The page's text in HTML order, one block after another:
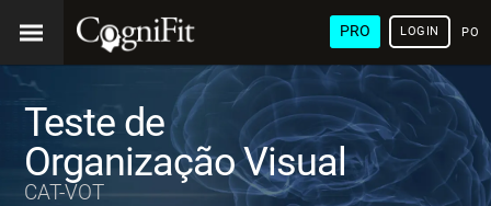
PRO LOGIN
Teste de
Organização Visual
CAT-VOT